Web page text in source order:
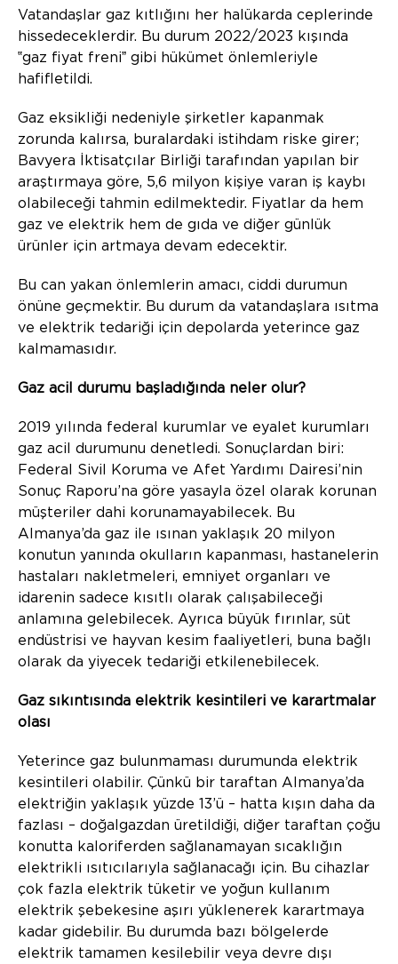
Vatandaşlar gaz kıtlığını her halükarda ceplerinde
hissedeceklerdir. Bu durum 2022/2023 kışında
‟gaz fiyat freniˮ gibi hükümet önlemleriyle
hafifletildi.
Gaz eksikliği nedeniyle şirketler kapanmak
zorunda kalırsa, buralardaki istihdam riske girer;
Bavyera İktisatçılar Birliği tarafından yapılan bir
araştırmaya göre, 5,6 milyon kişiye varan iş kaybı
olabileceği tahmin edilmektedir. Fiyatlar da hem
gaz ve elektrik hem de gıda ve diğer günlük
ürünler için artmaya devam edecektir.
Bu can yakan önlemlerin amacı, ciddi durumun
önüne geçmektir. Bu durum da vatandaşlara ısıtma
ve elektrik tedariği için depolarda yeterince gaz
kalmamasıdır.
Gaz acil durumu başladığında neler olur?
2019 yılında federal kurumlar ve eyalet kurumları
gaz acil durumunu denetledi. Sonuçlardan biri:
Federal Sivil Koruma ve Afet Yardımı Dairesi’nin
Sonuç Raporu’na göre yasayla özel olarak korunan
müşteriler dahi korunamayabilecek. Bu
Almanya’da gaz ile ısınan yaklaşık 20 milyon
konutun yanında okulların kapanması, hastanelerin
hastaları nakletmeleri, emniyet organları ve
idarenin sadece kısıtlı olarak çalışabileceği
anlamına gelebilecek. Ayrıca büyük fırınlar, süt
endüstrisi ve hayvan kesim faaliyetleri, buna bağlı
olarak da yiyecek tedariği etkilenebilecek.
Gaz sıkıntısında elektrik kesintileri ve karartmalar
olası
Yeterince gaz bulunmaması durumunda elektrik
kesintileri olabilir. Çünkü bir taraftan Almanya’da
elektriğin yaklaşık yüzde 13’ü – hatta kışın daha da
fazlası – doğalgazdan üretildiği, diğer taraftan çoğu
konutta kaloriferden sağlanamayan sıcaklığın
elektrikli ısıtıcılarıyla sağlanacağı için. Bu cihazlar
çok fazla elektrik tüketir ve yoğun kullanım
elektrik şebekesine aşırı yüklenerek karartmaya
kadar gidebilir. Bu durumda bazı bölgelerde
elektrik tamamen kesilebilir veya devre dışı